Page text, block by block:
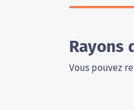
Rayons
Vous pouvez